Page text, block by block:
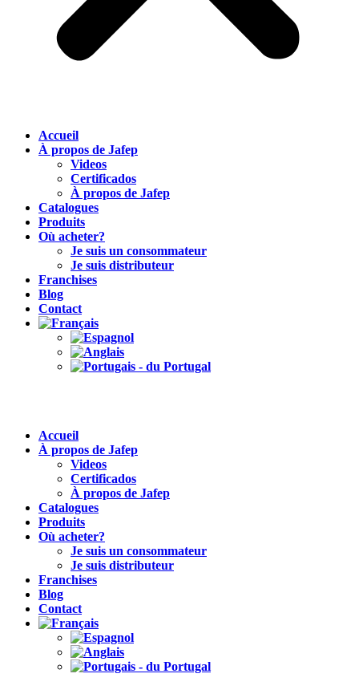
Accueil
À propos de Jafep
Videos
Certificados
À propos de Jafep
Catalogues
Produits
Où acheter?
Je suis un consommateur
Je suis distributeur
Franchises
Blog
Contact
Accueil
À propos de Jafep
Videos
Certificados
À propos de Jafep
Catalogues
Produits
Où acheter?
Je suis un consommateur
Je suis distributeur
Franchises
Blog
Contact